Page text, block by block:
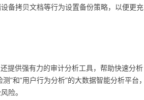
备拷贝文档等行为设置备份策略，以便更充
提供强有力的审计分析工具，帮助快速分析
”和”用户行为分析”的大数据智能分析平台，
险。